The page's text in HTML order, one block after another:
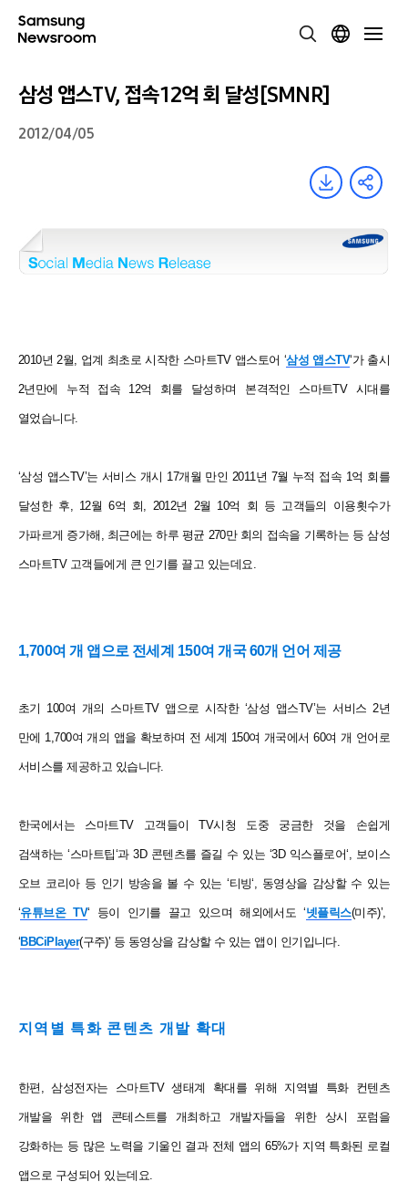
삼성 앱스TV, 접속 12억 회 달성[SMNR]
2012/04/05
2010년 2월, 업계 최초로 시작한 스마트TV 앱스토어 ‘삼성 앱스TV‘가 출시
2년만에 누적 접속 12억 회를 달성하며 본격적인 스마트TV 시대를
열었습니다.
‘삼성 앱스TV’는 서비스 개시 17개월 만인 2011년 7월 누적 접속 1억 회를
달성한 후, 12월 6억 회, 2012년 2월 10억 회 등 고객들의 이용횟수가
가파르게 증가해, 최근에는 하루 평균 270만 회의 접속을 기록하는 등 삼성
스마트TV 고객들에게 큰 인기를 끌고 있는데요.
1,700여 개 앱으로 전세계 150여 개국60개 언어 제공
초기 100여 개의 스마트TV앱으로 시작한‘삼성 앱스TV’는 서비스 2년
만에 1,700여 개의 앱을 확보하며 전 세계 150여 개국에서 60여 개 언어로
서비스를 제공하고 있습니다.
한국에서는 스마트TV 고객들이 TV시청 도중 궁금한 것을 손쉽게
검색하는 ‘스마트팁‘과3D 콘텐츠를 즐길 수 있는 ‘3D 익스플로어‘, 보이스
오브 코리아 등 인기 방송을 볼 수 있는 ‘티빙‘, 동영상을 감상할 수 있는
‘유튜브온TV‘ 등이 인기를 끌고 있으며 해외에서도 ‘넷플릭스(미주)’,
‘BBCiPlayer(구주)’ 등 동영상을 감상할 수 있는 앱이 인기입니다.
지역별 특화 콘텐츠 개발 확대
한편 ,삼성전자는 스마트TV생태계 확대를 위해 지역별 특화 컨텐츠
개발을 위한 앱 콘테스트를 개최하고 개발자들을 위한 상시 포럼을
강화하는 등 많은 노력을 기울인 결과 전체 앱의 65%가 지역 특화된 로컬
앱으로 구성되어 있는데요.